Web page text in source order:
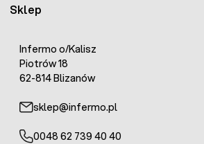
Sklep
Infermo o/Kalisz
Piotrów 18
62-814 Blizanów
sklep@infermo.pl
0048 62 739 40 40